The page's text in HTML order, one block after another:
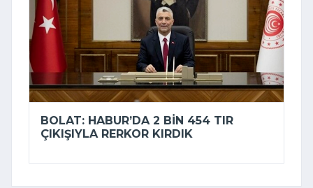
BOLAT: HABUR’DA 2 BIN 454 TIR
ÇIKIŞIYLA RERKOR KIRDIK